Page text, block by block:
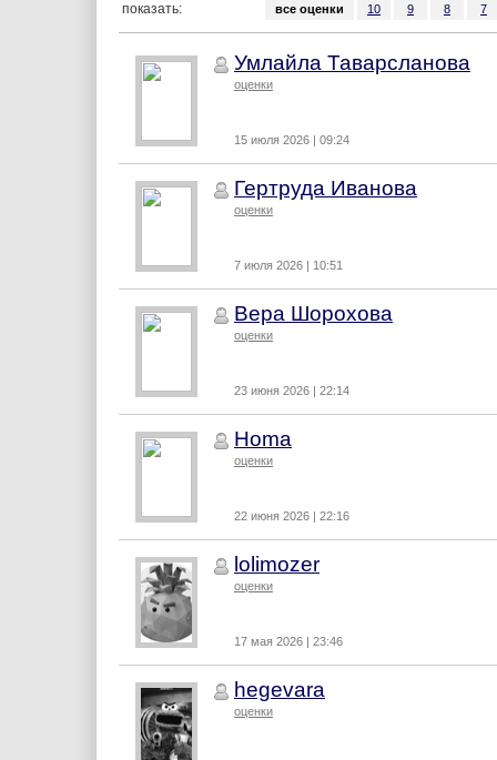
показать: все оценки 10 9 8 7
Умлайла Таварсланова
оценки
15 июля 2026 | 09:24
Гертруда Иванова
оценки
7 июля 2026 | 10:51
Вера Шорохова
оценки
23 июня 2026 | 22:14
Homa
оценки
22 июня 2026 | 22:16
lolimozer
оценки
17 мая 2026 | 23:46
hegevara
оценки